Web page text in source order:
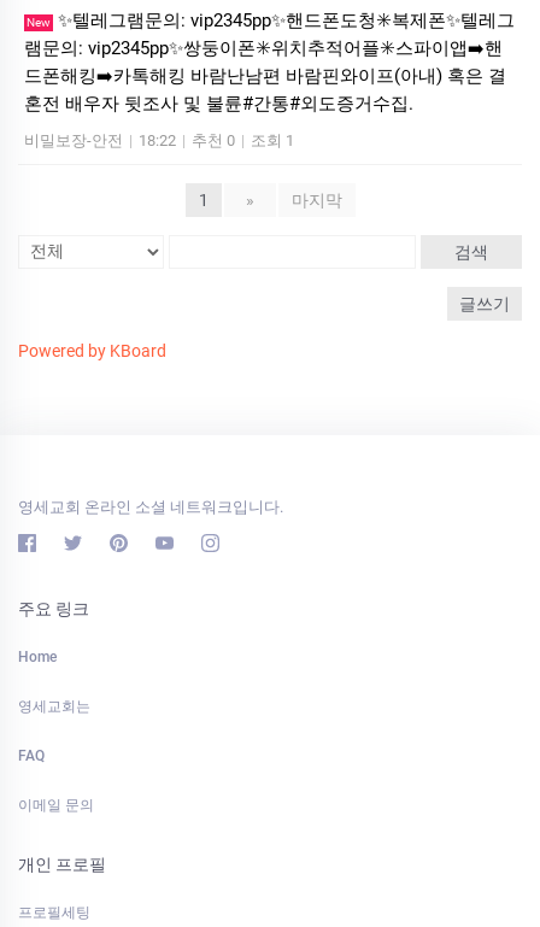
New ✨텔레그램문의: vip2345pp✨핸드폰도청✳️복제폰✨텔레그
램문의: vip2345pp✨쌍둥이폰✳️위치추적어플✳️스파이앱➡️핸
드폰해킹➡️카톡해킹 바람난남편 바람핀와이프(아내) 혹은 결
혼전 배우자 뒷조사 및 불륜#간통#외도증거수집.
비밀보장-안전 | 18:22 | 추천 0 | 조회 1
1 » 마지막
검색
글쓰기
Powered by KBoard
영세교회 온라인 소셜 네트워크입니다.
주요 링크
Home
영세교회는
FAQ
이메일 문의
개인 프로필
프로필세팅